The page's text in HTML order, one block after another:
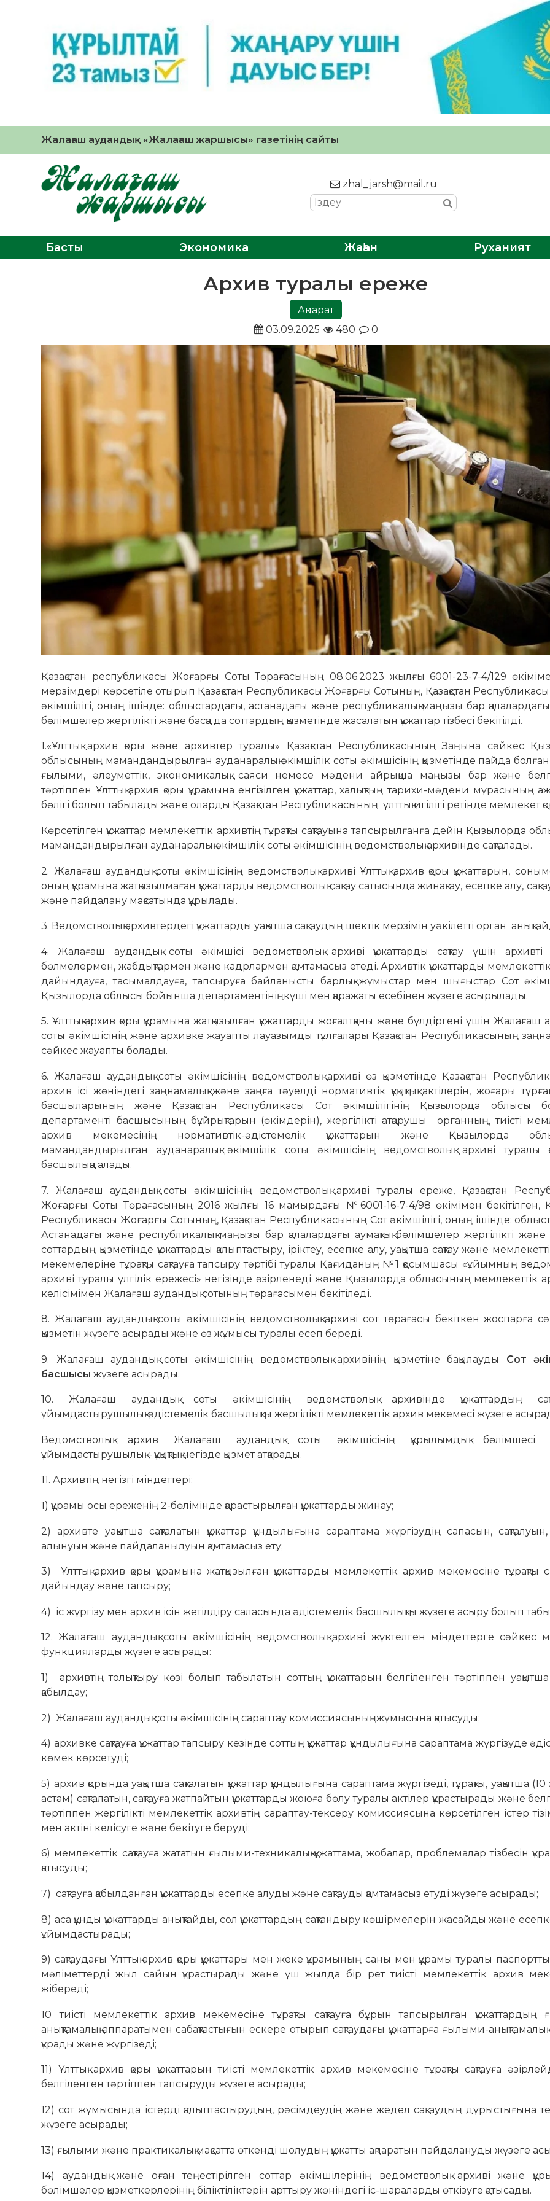
Жалағаш аудандық «Жалағаш жаршысы» газетінің сайты
zhal_jarsh@mail.ru
Басты Экономика Жаһан Руханият
Архив туралы ереже
Ақпарат
03.09.2025
480 0
Қазақстан республикасы Жоғарғы Соты Төрағасының 08.06.2023 жылғы 6001-23-7-4/129
мерзімдері көрсетіле отырып Қазақстан Республикасы Жоғарғы Сотының, Қазақстан
әкімшілігі, оның ішінде: облыстардағы, астанадағы және республикалық маңызы бар қалалардағы
бөлімшелер жергілікті және басқа да соттардың қызметінде жасалатын құжаттар тізбесі бекітілді.
1.«Ұлттық архив қоры және архивтер туралы» Қазақстан Республикасының Заңына сәйкес
облысының мамандандырылған ауданаралық әкімшілік соты әкімшісінің қызметінде пайда
ғылыми, әлеуметтік, экономикалық, саяси немесе мәдени айрықша маңызы бар және
тәртіппен Ұлттық архив қоры құрамына енгізілген құжаттар, халықтың тарихи-мәдени мұрасының
бөлігі болып табылады және оларды Қазақстан Республикасының ұлттық игілігі ретінде мемлекет
Көрсетілген құжаттар мемлекеттік архивтің тұрақты сақтауына тапсырылғанға дейін Қызылорда
мамандандырылған ауданаралық әкімшілік соты әкімшісінің ведомстволық архивінде сақталады.
2. Жалағаш аудандық соты әкімшісінің ведомстволық архиві Ұлттық архив қоры құжаттарын,
оның құрамына жатқызылмаған құжаттарды ведомстволық сақтау сатысында жинақтау, есепке алу,
және пайдалану мақсатында құрылады.
3. Ведомстволық архивтердегі құжаттарды уақытша сақтаудың шектік мерзімін уәкілетті орган
4. Жалағаш аудандық соты әкімшісі ведомстволық архиві құжаттарды сақтау үшін архивті
бөлмелермен, жабдықтармен және кадрлармен қамтамасыз етеді. Архивтік құжаттарды мемлекеттік
дайындауға, тасымалдауға, тапсыруға байланысты барлық жұмыстар мен шығыстар Сот
Қызылорда облысы бойынша департаментініңкүші мен қаражаты есебінен жүзеге асырылады.
5. Ұлттық архив қоры құрамына жатқызылған құжаттарды жоғалтқаны және бүлдіргені үшін Жалағаш
соты әкімшісінің және архивке жауапты лауазымды тұлғалары Қазақстан Республикасының
сәйкес жауапты болады.
6. Жалағаш аудандық соты әкімшісінің ведомстволық архиві өз қызметінде Қазақстан
архив ісі жөніндегі заңнамалық және заңға тәуелді нормативтік құқықтық актілерін, жоғары
басшыларының және Қазақстан Республикасы Сот әкімшілігінің Қызылорда облысы
департаменті басшысының бұйрықтарын (өкімдерін), жергілікті атқарушы органның, тиісті
архив мекемесінің нормативтік-әдістемелік құжаттарын және Қызылорда
мамандандырылған ауданаралық әкімшілік соты әкімшісінің ведомстволық архиві туралы
басшылыққа алады.
7. Жалағаш аудандық соты әкімшісінің ведомстволық архиві туралы ереже, Қазақстан
Жоғарғы Соты Төрағасының 2016 жылғы 16 мамырдағы №6001-16-7-4/98 өкімімен бекітілген,
Республикасы Жоғарғы Сотының, Қазақстан Республикасының Сот әкімшілігі, оның ішінде:
Астанадағы және республикалық маңызы бар қалалардағы аумақтық бөлімшелер жергілікті және
соттардың қызметінде құжаттарды қалыптастыру, іріктеу, есепке алу, уақытша сақтау және
мекемелеріне тұрақты сақтауға тапсыру тәртібі туралы Қағиданың №1 қосымшасы «ұйымның
архиві туралы үлгілік ережесі» негізінде әзірленеді және Қызылорда облысының мемлекеттік
келісімімен Жалағаш аудандық сотының төрағасымен бекітіледі.
8. Жалағаш аудандық соты әкімшісінің ведомстволық архиві сот төрағасы бекіткен жоспарға
қызметін жүзеге асырады және өз жұмысы туралы есеп береді.
9. Жалағаш аудандық соты әкімшісінің ведомстволық архивінің қызметіне бақылауды Сот
басшысы жүзеге асырады.
10. Жалағаш аудандық соты әкімшісінің ведомстволық архивінде құжаттардың
ұйымдастырушылық-әдістемелік басшылықты жергілікті мемлекеттік архив мекемесі жүзеге
Ведомстволық архив Жалағаш аудандық соты әкімшісінің құрылымдық бөлімшесі
ұйымдастырушылық – құқықтық негізде қызмет атқарады.
11. Архивтің негізгі міндеттері:
1) құрамы осы ереженің 2-бөлімінде қарастырылған құжаттарды жинау;
2) архивте уақытша сақталатын құжаттар құндылығына сараптама жүргізудің сапасын,
алынуын және пайдаланылуын қамтамасыз ету;
3) Ұлттық архив қоры құрамына жатқызылған құжаттарды мемлекеттік архив мекемесіне тұрақты
дайындау және тапсыру;
4) іс жүргізу мен архив ісін жетілдіру саласында әдістемелік басшылықты жүзеге асыру болып
12. Жалағаш аудандық соты әкімшісінің ведомстволық архиві жүктелген міндеттерге сәйкес
функцияларды жүзеге асырады:
1) архивтің толықтыру көзі болып табылатын соттың құжаттарын белгіленген тәртіппен уақытша
қабылдау;
2) Жалағаш аудандық соты әкімшісінің сараптау комиссиясыныңжұмысына қатысуды;
4) архивке сақтауға құжаттар тапсыру кезінде соттың құжаттар құндылығына сараптама жүргізуде
көмек көрсетуді;
5) архив қорында уақытша сақталатын құжаттар құндылығына сараптама жүргізеді, тұрақты, уақытша
астам) сақталатын, сақтауға жатпайтын құжаттарды жоюға бөлу туралы актілер құрастырады және
тәртіппен жергілікті мемлекеттік архивтің сараптау-тексеру комиссиясына көрсетілген істер
мен актіні келісуге және бекітуге беруді;
6) мемлекеттік сақтауға жататын ғылыми-техникалық құжаттама, жобалар, проблемалар тізбесін
қатысуды;
7) сақтауға қабылданған құжаттарды есепке алуды және сақтауды қамтамасыз етуді жүзеге асырады;
8) аса құнды құжаттарды анықтайды, сол құжаттардың сақтандыру көшірмелерін жасайды және
ұйымдастырады;
9) сақтаудағы Ұлттық архив қоры құжаттары мен жеке құрамының саны мен құрамы туралы паспорттық
мәліметтерді жыл сайын құрастырады және үш жылда бір рет тиісті мемлекеттік архив
жібереді;
10 тиісті мемлекеттік архив мекемесіне тұрақты сақтауға бұрын тапсырылған құжаттардың
анықтамалық аппаратымен сабақтастығын ескере отырып сақтаудағы құжаттарға ғылыми-
құрады және жүргізеді;
11) Ұлттық архив қоры құжаттарын тиісті мемлекеттік архив мекемесіне тұрақты сақтауға
белгіленген тәртіппен тапсыруды жүзеге асырады;
12) сот жұмысында істерді қалыптастырудың, рәсімдеудің және жедел сақтаудың дұрыстығына
жүзеге асырады;
13) ғылыми және практикалық мақсатта өткенді шолудың құжатты ақпаратын пайдалануды жүзеге
14) аудандық және оған теңестірілген соттар әкімшілерінің ведомстволық архиві және
бөлімшелер қызметкерлерінің біліктіліктерін арттыру жөніндегі іс-шараларды өткізуге қатысады.